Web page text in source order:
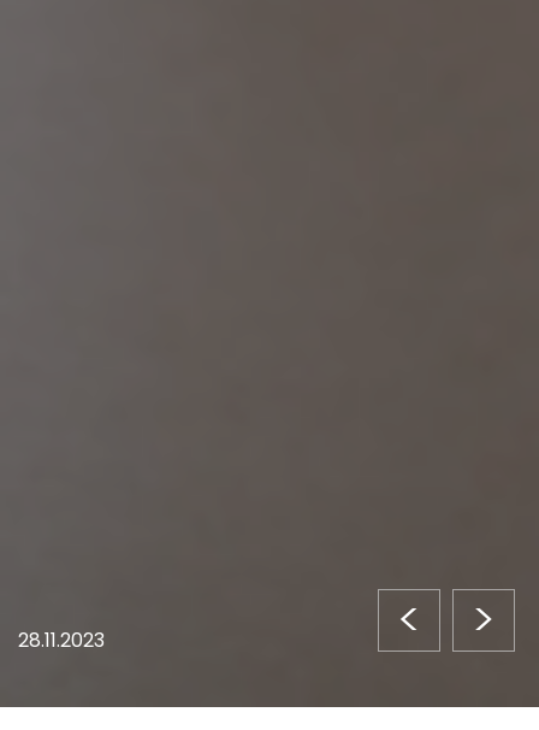
28.11.2023 < >